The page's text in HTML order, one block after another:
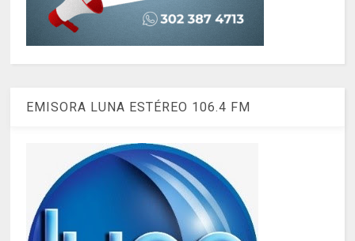
EMISORA LUNA ESTÉREO 106.4 FM